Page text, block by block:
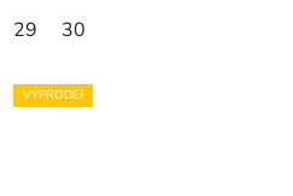
29 30
VÝPRODEJ